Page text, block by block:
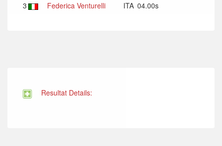
3
Federica Venturelli ITA 04.00s
Resultat Details: